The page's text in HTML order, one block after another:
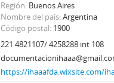
Región Buenos Aires
Nombre del país Argentina
Código postal 1900
221 4821107/ 4258288 int 108
https://ihaaafda.wixsite.com/